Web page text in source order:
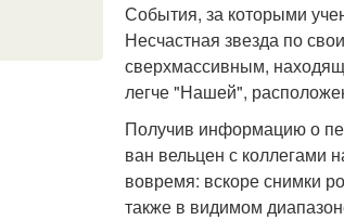
События, за которыми
Несчастная звезда по
сверхмассивным,
легче "Нашей",
Получив информацию о
ван вельцен с коллегами
вовремя: вскоре снимки
также в видимом